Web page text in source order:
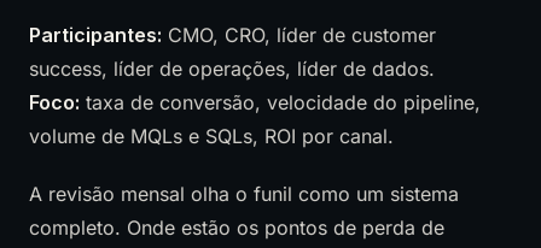
Participantes: CMO, CRO, líder de customer
success, líder de operações, líder de dados.
Foco: taxa de conversão, velocidade do pipeline,
volume de MQLs e SQLs, ROI por canal.
A revisão mensal olha o funil como um sistema
completo. Onde estão os pontos de perda de